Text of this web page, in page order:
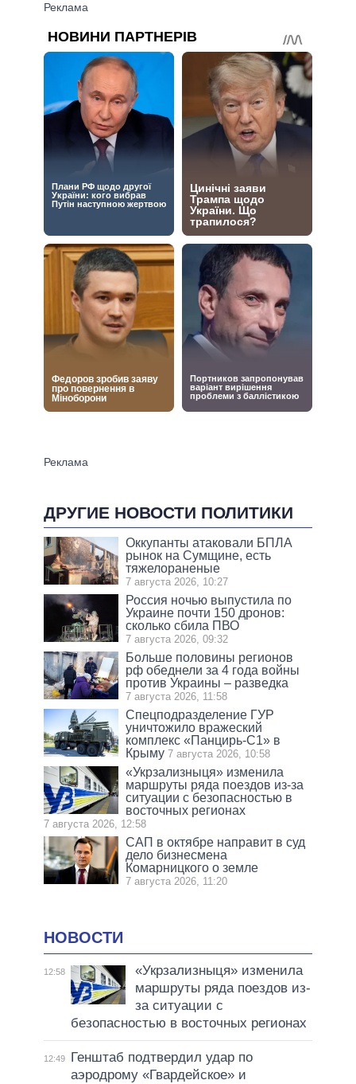
ДРУГИЕ НОВОСТИ ПОЛИТИКИ
Оккупанты атаковали БПЛА
рынок на Сумщине, есть
тяжелораненые
7 августа 2026, 10:27
Россия ночью выпустила по
Украине почти 150 дронов:
сколько сбила ПВО
7 августа 2026, 09:32
Больше половины регионов
рф обеднели за 4 года войны
против Украины – разведка
7 августа 2026, 11:58
Спецподразделение ГУР
уничтожило вражеский
комплекс «Панцирь-С1» в
Крыму 7 августа 2026, 10:58
«Укрзализныця» изменила
маршруты ряда поездов из-за
ситуации с безопасностью в
восточных регионах
7 августа 2026, 12:58
САП в октябре направит в суд
дело бизнесмена
Комарницкого о земле
7 августа 2026, 11:20
НОВОСТИ
12:58
«Укрзализныця» изменила
маршруты ряда поездов из-
за ситуации с
безопасностью в восточных регионах
12:49
Генштаб подтвердил удар по
аэродрому «Гвардейское» и